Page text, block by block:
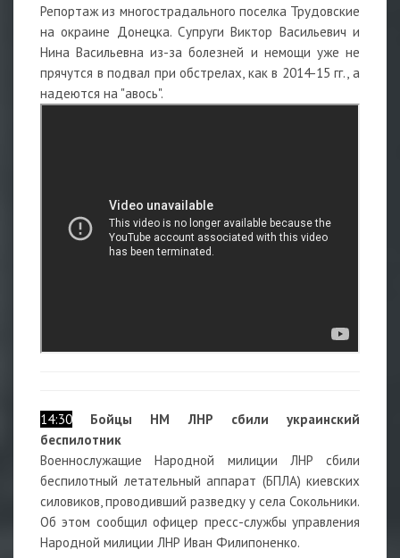
Репортаж из многострадального поселка Трудовские
на окраине Донецка. Супруги Виктор Васильевич и
Нина Васильевна из-за болезней и немощи уже не
прячутся в подвал при обстрелах, как в 2014-15 гг., а
надеются на "авось".
14:30
Бойцы НМ ЛНР сбили украинский
беспилотник
Военнослужащие Народной милиции ЛНР сбили
беспилотный летательный аппарат (БПЛА) киевских
силовиков, проводивший разведку у села Сокольники.
Об этом сообщил офицер пресс-службы управления
Народной милиции ЛНР Иван Филипоненко.